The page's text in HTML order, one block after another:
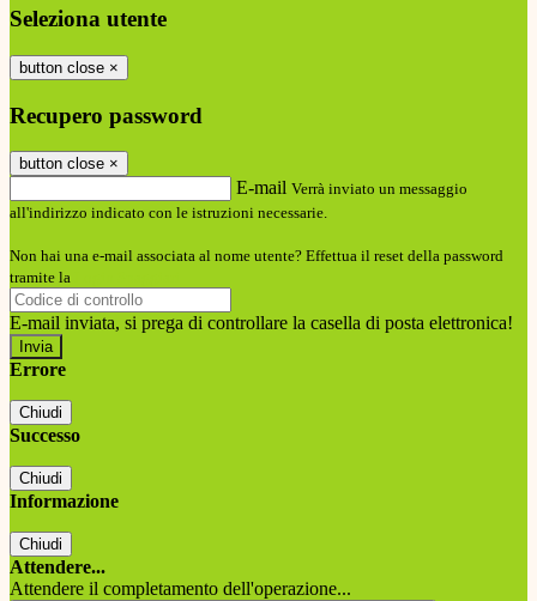
Seleziona utente
button close ×
Recupero password
button close ×
E-mail Verrà inviato un messaggio
all'indirizzo indicato con le istruzioni necessarie.
Non hai una e-mail associata al nome utente? Effettua il reset della password
tramite la
E-mail inviata, si prega di controllare la casella di posta elettronica!
Errore
Chiudi
Successo
Chiudi
Informazione
Chiudi
Attendere...
Attendere il completamento dell'operazione...